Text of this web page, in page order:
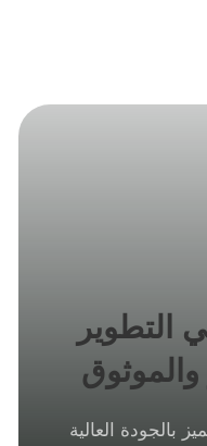
التطوير
بالجودة العالية